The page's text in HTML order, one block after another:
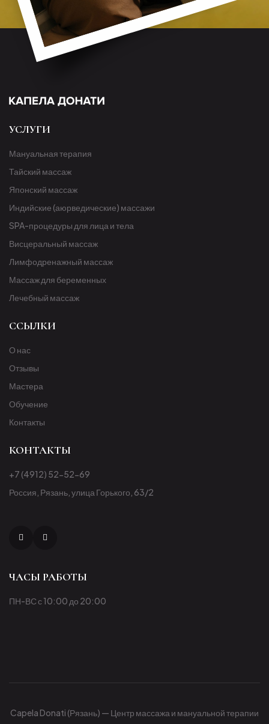
УСЛУГИ
Мануальная терапия
Тайский массаж
Японский массаж
Индийские (аюрведические) массажи
SPA-процедуры для лица и тела
Висцеральный массаж
Лимфодренажный массаж
Массаж для беременных
Лечебный массаж
ССЫЛКИ
О нас
Отзывы
Мастера
Обучение
Контакты
КОНТАКТЫ
+7 (4912) 52-52-69
Россия, Рязань, улица Горького, 63/2
ЧАСЫ РАБОТЫ
ПН-ВС с 10:00 до 20:00
Capela Donati (Рязань) — Центр массажа и мануальной терапии